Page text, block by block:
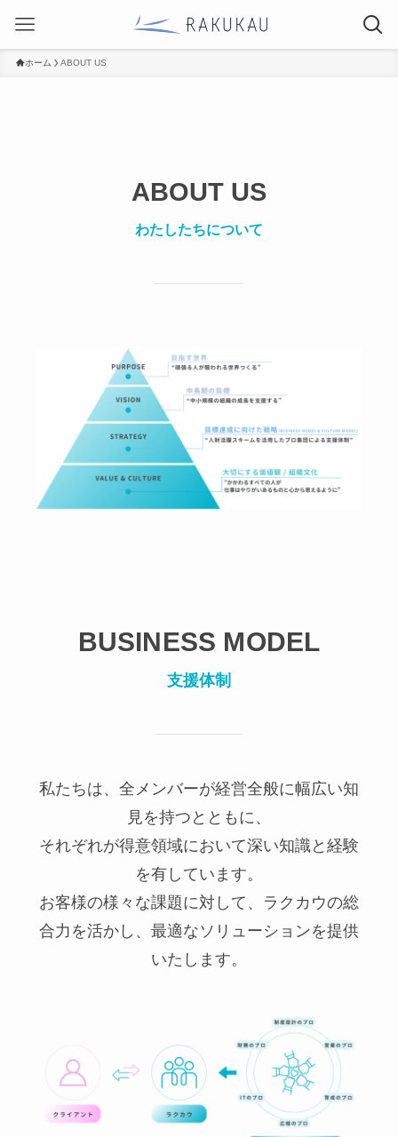
ホーム ABOUT US
ABOUT US
わたしたちについて
BUSINESS MODEL
支援体制
私たちは、全メンバーが経営全般に幅広い知
見を持つとともに、
それぞれが得意領域において深い知識と経験
を有しています。
お客様の様々な課題に対して、ラクカウの総
合力を活かし、最適なソリューションを提供
いたします。